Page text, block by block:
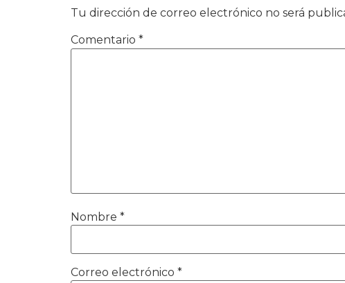
Tu dirección de correo electrónico no será
Comentario *
Nombre *
Correo electrónico *